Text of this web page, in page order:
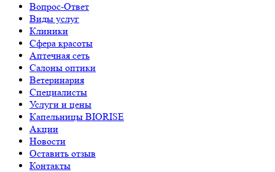
Вопрос-Ответ
Виды услуг
Клиники
Сфера красоты
Аптечная сеть
Салоны оптики
Ветеринария
Специалисты
Услуги и цены
Капельницы BIORISE
Акции
Новости
Оставить отзыв
Контакты